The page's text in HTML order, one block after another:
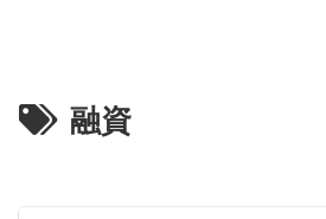
融資